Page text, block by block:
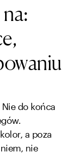
do końca
a poza
nie